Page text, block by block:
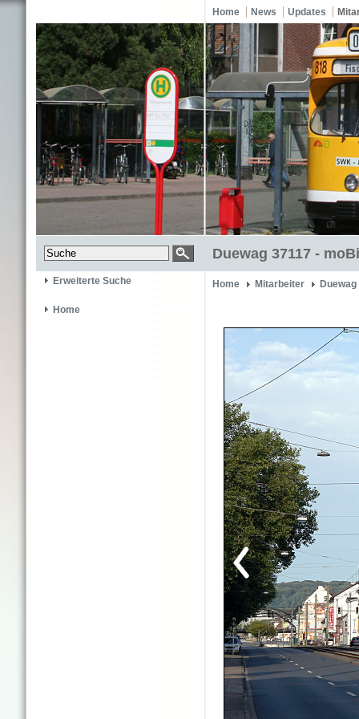
Home News Updates
Duewag 37117 -
Erweiterte Suche
Home
Home Mitarbeiter Duewag